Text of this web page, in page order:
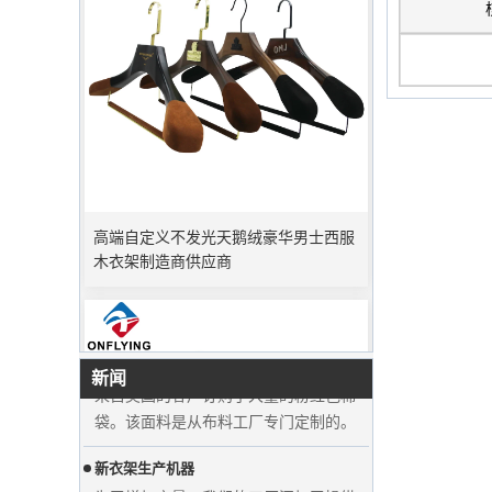
木衣架制造商供应商
新闻
圣诞节即将到来。许多客户下订单并计
划开始假期。工厂正在急忙生产度假后
豪华棉袋的材料准备
来自美国的客户订购了大量的粉红色棉
袋。该面料是从布料工厂专门定制的。
新衣架生产机器
为了增加产量，我们的工厂添加了操纵